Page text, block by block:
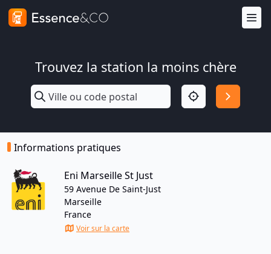
Trouvez la station la moins chère
Informations pratiques
Eni Marseille St Just
59 Avenue De Saint-Just
Marseille
France
Voir sur la carte